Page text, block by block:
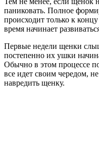
паниковать. Полное
происходит только к
время начинает
Первые недели щенки
постепенно их ушки
Обычно в этом процессе
все идет своим чередом,
навредить щенку.